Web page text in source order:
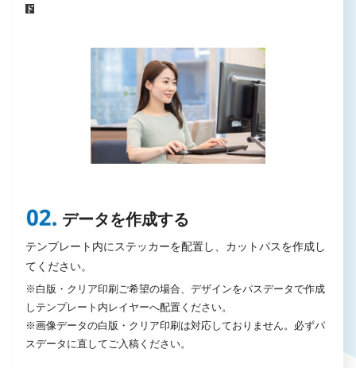
ド
データを作成する
テンプレート内にステッカーを配置し、カットパスを作成し
てください。
※白版・クリア印刷ご希望の場合、デザインをパスデータで作成
しテンプレート内レイヤーへ配置ください。
※画像データの白版・クリア印刷は対応しておりません。必ずパ
スデータに直してご入稿ください。